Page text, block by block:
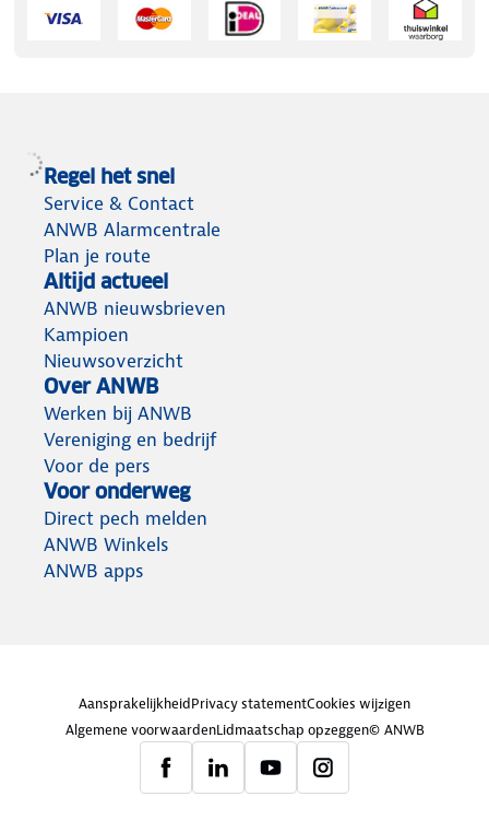
Regel het snel
Service & Contact
ANWB Alarmcentrale
Plan je route
Altijd actueel
ANWB nieuwsbrieven
Kampioen
Nieuwsoverzicht
Over ANWB
Werken bij ANWB
Vereniging en bedrijf
Voor de pers
Voor onderweg
Direct pech melden
ANWB Winkels
ANWB apps
AansprakelijkheidPrivacy statementCookies wijzigen
Algemene voorwaardenLidmaatschap opzeggen© ANWB